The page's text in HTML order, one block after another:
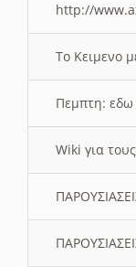
http://
To Κειμενο
Πεμπτη: εδω
Wiki για